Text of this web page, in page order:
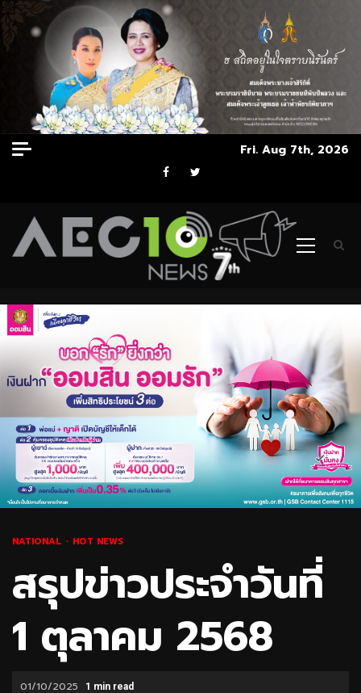
Skip
to
Fri. Aug 7th, 2026
Facebook
Twitter
Primary
NATIONAL HOT NEWS
สรุปข่าวประจำวันที่
1 ตุลาคม 2568
01/10/2025 1 min read